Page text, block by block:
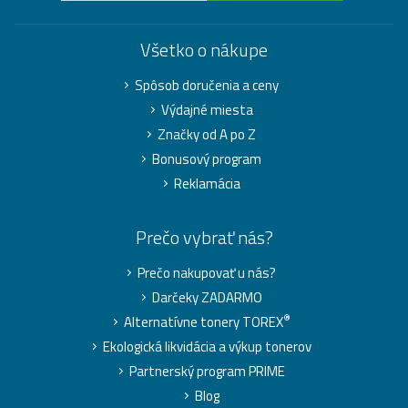
Všetko o nákupe
Spôsob doručenia a ceny
Výdajné miesta
Značky od A po Z
Bonusový program
Reklamácia
Prečo vybrať nás?
Prečo nakupovať u nás?
Darčeky ZADARMO
Alternatívne tonery TOREX®
Ekologická likvidácia a výkup tonerov
Partnerský program PRIME
Blog